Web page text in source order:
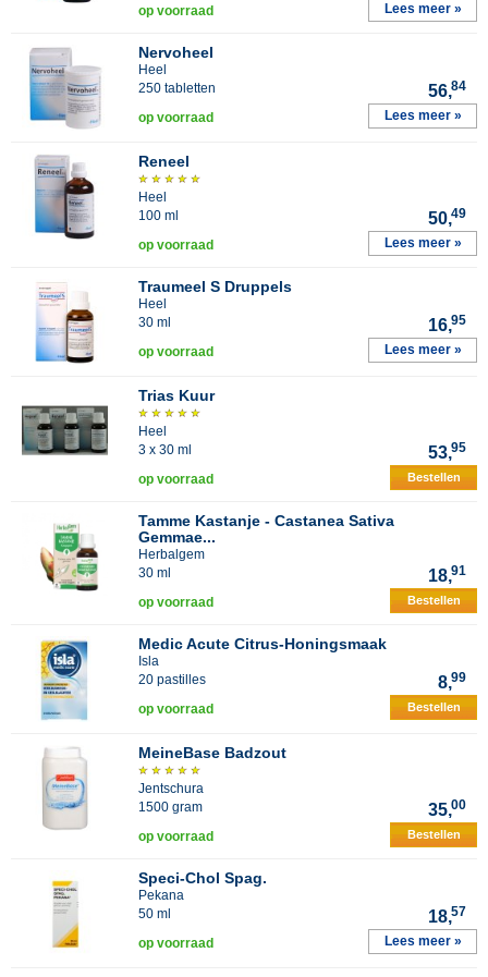
op voorraad Lees meer »
Nervoheel
Heel
250 tabletten
56,84
op voorraad Lees meer »
Reneel
Heel
100 ml
50,49
op voorraad Lees meer »
Traumeel S Druppels
Heel
30 ml
16,95
op voorraad Lees meer »
Trias Kuur
Heel
3 x 30 ml
53,95
op voorraad Bestellen
Tamme Kastanje - Castanea Sativa
Gemmae...
Herbalgem
30 ml
18,91
op voorraad Bestellen
Medic Acute Citrus-Honingsmaak
Isla
20 pastilles
8,99
op voorraad Bestellen
MeineBase Badzout
Jentschura
1500 gram
35,00
op voorraad Bestellen
Speci-Chol Spag.
Pekana
50 ml
18,57
op voorraad Lees meer »